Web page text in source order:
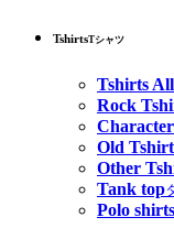
TshirtsTシャツ
Tshirts All
Rock
Old
Other
Tank top
Polo shirts